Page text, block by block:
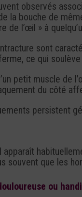
observés
la bouche de
de l’œil » à
sont
ce qui
petit muscle de
du côté
persistent
apparaît
souvent que les
ou